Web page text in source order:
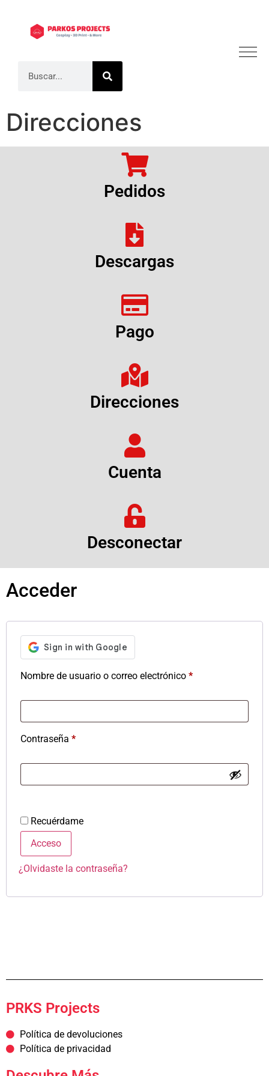
Direcciones
Pedidos
Descargas
Pago
Direcciones
Cuenta
Desconectar
Acceder
Nombre de usuario o correo electrónico *
Contraseña *
Recuérdame
Acceso
¿Olvidaste la contraseña?
PRKS Projects
Política de devoluciones
Política de privacidad